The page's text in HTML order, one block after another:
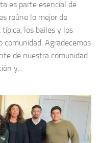
es parte esencial de
reúne lo mejor de
los bailes y los
comunidad. Agradecemos
de nuestra comunidad
y...